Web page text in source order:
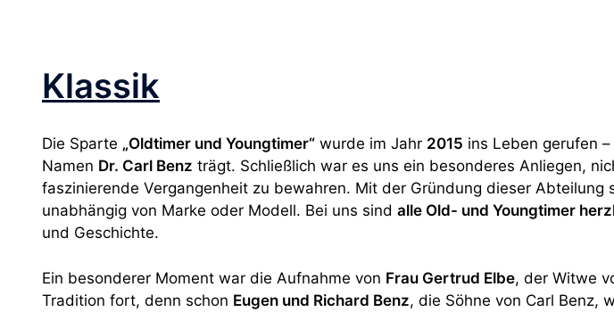
Klassik
Die Sparte „Oldtimer und Youngtimer“ wurde im Jahr 2015 ins Leben gerufen
Namen Dr. Carl Benz trägt. Schließlich war es uns ein besonderes Anliegen,
faszinierende Vergangenheit zu bewahren. Mit der Gründung dieser
unabhängig von Marke oder Modell. Bei uns sind alle Old- und Youngtimer
und Geschichte.
Ein besonderer Moment war die Aufnahme von Frau Gertrud Elbe, der Witwe
Tradition fort, denn schon Eugen und Richard Benz, die Söhne von Carl Benz,